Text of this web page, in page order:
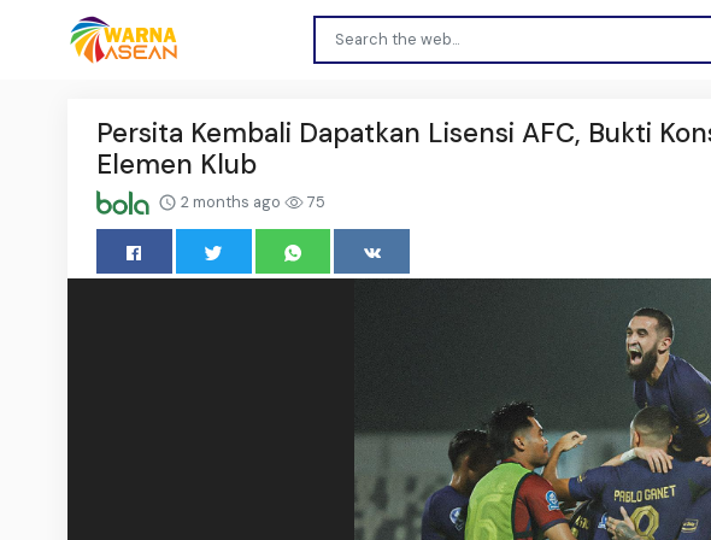
Persita Kembali Dapatkan Lisensi AFC, Bukti
Elemen Klub
2 months ago 75